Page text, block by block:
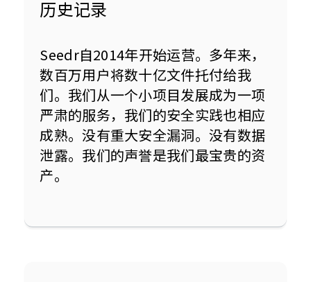
历史记录
Seedr自2014年开始运营。多年来，
数百万用户将数十亿文件托付给我
们。我们从一个小项目发展成为一项
严肃的服务，我们的安全实践也相应
成熟。没有重大安全漏洞。没有数据
泄露。我们的声誉是我们最宝贵的资
产。